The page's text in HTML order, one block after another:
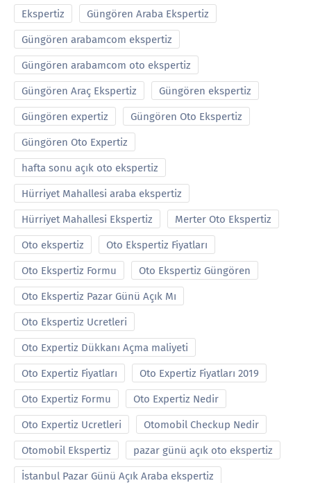
Ekspertiz Güngören Araba Ekspertiz
Güngören arabamcom ekspertiz
Güngören arabamcom oto ekspertiz
Güngören Araç Ekspertiz Güngören ekspertiz
Güngören expertiz Güngören Oto Ekspertiz
Güngören Oto Expertiz
hafta sonu açık oto ekspertiz
Hürriyet Mahallesi araba ekspertiz
Hürriyet Mahallesi Ekspertiz Merter Oto Ekspertiz
Oto ekspertiz Oto Ekspertiz Fiyatları
Oto Ekspertiz Formu Oto Ekspertiz Güngören
Oto Ekspertiz Pazar Günü Açık Mı
Oto Ekspertiz Ucretleri
Oto Expertiz Dükkanı Açma maliyeti
Oto Expertiz Fiyatları Oto Expertiz Fiyatları 2019
Oto Expertiz Formu Oto Expertiz Nedir
Oto Expertiz Ucretleri Otomobil Checkup Nedir
Otomobil Ekspertiz pazar günü açık oto ekspertiz
İstanbul Pazar Günü Açık Araba ekspertiz